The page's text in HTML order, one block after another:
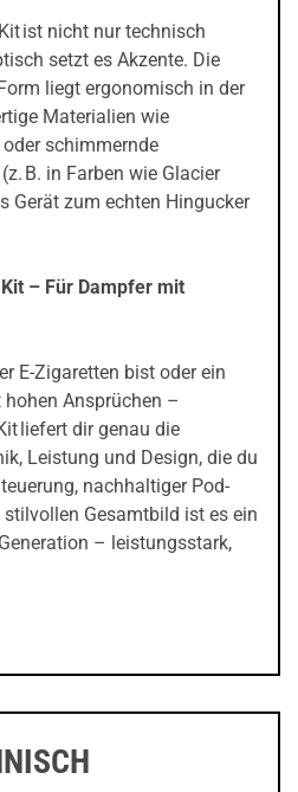
ist nicht nur technisch
setzt es Akzente. Die
liegt ergonomisch in der
Materialien wie
schimmernde
B. in Farben wie Glacier
Gerät zum echten Hingucker
– Für Dampfer mit
E-Zigaretten bist oder ein
Ansprüchen –
liefert dir genau die
Leistung und Design, die du
nachhaltiger Pod-
Gesamtbild ist es ein
– leistungsstark,